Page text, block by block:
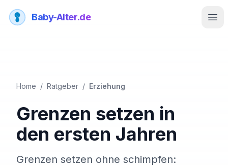
Baby-Alter.de
Home / Ratgeber / Erziehung
Grenzen setzen in
den ersten Jahren
Grenzen setzen ohne schimpfen: